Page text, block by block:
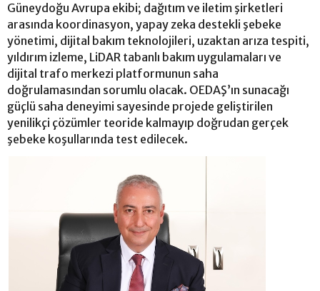
Güneydoğu Avrupa ekibi; dağıtım ve iletim şirketleri
arasında koordinasyon, yapay zeka destekli şebeke
yönetimi, dijital bakım teknolojileri, uzaktan arıza tespiti,
yıldırım izleme, LiDAR tabanlı bakım uygulamaları ve
dijital trafo merkezi platformunun saha
doğrulamasından sorumlu olacak. OEDAŞ’ın sunacağı
güçlü saha deneyimi sayesinde projede geliştirilen
yenilikçi çözümler teoride kalmayıp doğrudan gerçek
şebeke koşullarında test edilecek.